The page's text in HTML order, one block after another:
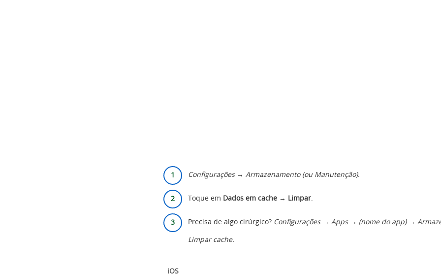
Configurações → Armazenamento (ou Manutenção).
Toque em Dados em cache → Limpar.
Precisa de algo cirúrgico? Configurações → Apps → (nome do app) →
Limpar cache.
iOS